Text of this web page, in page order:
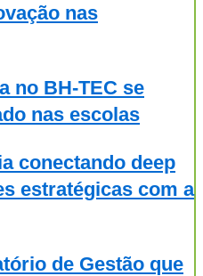
nas
no BH-TEC se
nas escolas
conectando deep
estratégicas com a
de Gestão que